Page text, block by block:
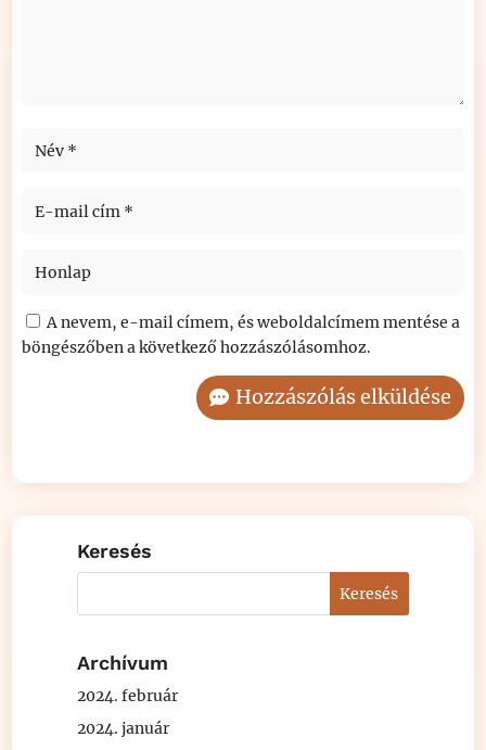
A nevem, e-mail címem, és weboldalcímem mentése a
böngészőben a következő hozzászólásomhoz.
Hozzászólás elküldése
Keresés
Archívum
2024. február
2024. január